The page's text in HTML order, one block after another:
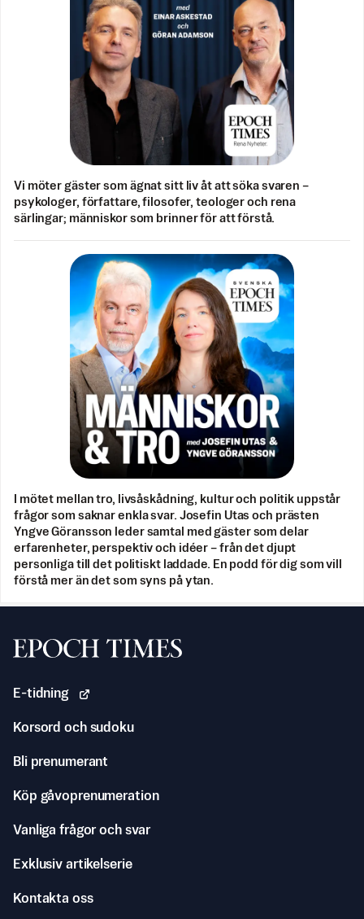
Vi möter gäster som ägnat sitt liv åt att söka svaren –
psykologer, författare, filosofer, teologer och rena
särlingar; människor som brinner för att förstå.
I mötet mellan tro, livsåskådning, kultur och politik uppstår
frågor som saknar enkla svar. Josefin Utas och prästen
Yngve Göransson leder samtal med gäster som delar
erfarenheter, perspektiv och idéer – från det djupt
personliga till det politiskt laddade. En podd för dig som vill
förstå mer än det som syns på ytan.
Svenska Epoch Times
E-tidning
Korsord och sudoku
Bli prenumerant
Köp gåvoprenumeration
Vanliga frågor och svar
Exklusiv artikelserie
Kontakta oss